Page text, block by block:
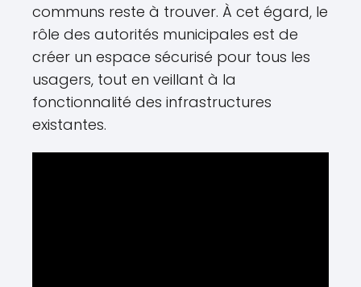
communs reste à trouver. À cet égard, le
rôle des autorités municipales est de
créer un espace sécurisé pour tous les
usagers, tout en veillant à la
fonctionnalité des infrastructures
existantes.